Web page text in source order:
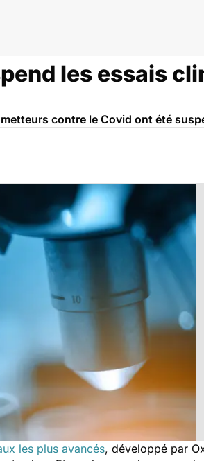
les essais
contre le Covid ont été
les plus avancés, développé par